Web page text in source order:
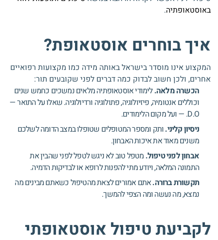
באוסטאופתיה.
איך בוחרים אוסטאופת?
המקצוע אינו מוסדר בישראל באותה מידה כמו מקצועות רפואיים
אחרים, ולכן חשוב לבדוק כמה דברים לפני שקובעים תור:
הכשרה מלאה.לימודי אוסטאופתיה מלאים נמשכים כחמש שנים
וכוללים אנטומיה, פיזיולוגיה, פתולוגיה ורדיולוגיה. שאלו על התואר —
D.O. — ועל מקום הלימודים.
ניסיון קליני.ותק ומספר המטופלים שטופלו במצב הדומה לשלכם
משנים מאוד את איכות האבחון.
אבחון לפני טיפול. מטפל טוב לא ניגש לטפל לפני שהבין את
התמונה המלאה, ויודע מתי להפנות לרופא או לבדיקות הדמיה.
תקשורת ברורה.אתם אמורים לצאת מהטיפול כשאתם מבינים מה
נמצא, מה נעשה ומה הצפי להמשך.
לקביעת טיפול אוסטאופתי